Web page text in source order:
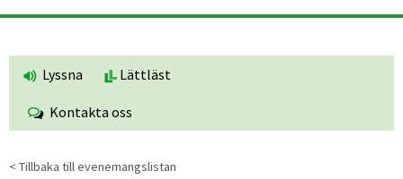
Lyssna Lättläst
Kontakta oss
< Tillbaka till evenemangslistan